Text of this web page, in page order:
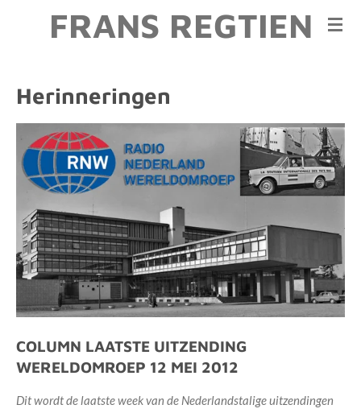
hoofdinhoud
FRANS REGTIEN
Herinneringen
COLUMN LAATSTE UITZENDING
WERELDOMROEP 12 MEI 2012
Dit wordt de laatste week van de Nederlandstalige uitzendingen